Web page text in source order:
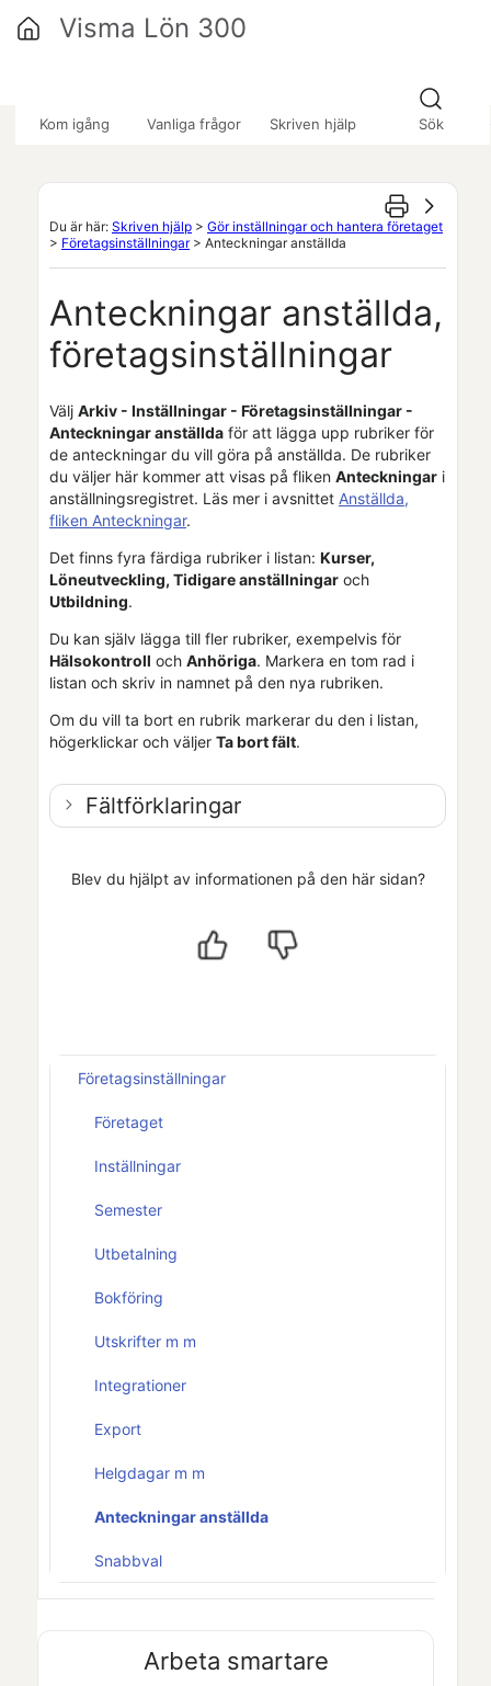
Kom igång Vanliga frågor Skriven hjälp Sök
Visma Lön 300
Du är här: Skriven hjälp > Gör inställningar och hantera företaget
> Företagsinställningar> Anteckningar anställda
Anteckningar anställda,
företagsinställningar
Välj Arkiv - Inställningar - Företagsinställningar -
Anteckningar anställda för att lägga upp rubriker för
de anteckningar du vill göra på anställda. De rubriker
du väljer här kommer att visas på fliken Anteckningar i
anställningsregistret. Läs mer i avsnittet Anställda,
fliken Anteckningar.
Det finns fyra färdiga rubriker i listan: Kurser,
Löneutveckling, Tidigare anställningar och
Utbildning.
Du kan själv lägga till fler rubriker, exempelvis för
Hälsokontroll och Anhöriga. Markera en tom rad i
listan och skriv in namnet på den nya rubriken.
Om du vill ta bort en rubrik markerar du den i listan,
högerklickar och väljer Ta bort fält.
Fältförklaringar
Blev du hjälpt av informationen på den här sidan?
Företagsinställningar
Företaget
Inställningar
Semester
Utbetalning
Bokföring
Utskrifter m m
Integrationer
Export
Helgdagar m m
Anteckningar anställda
Snabbval
Arbeta smartare